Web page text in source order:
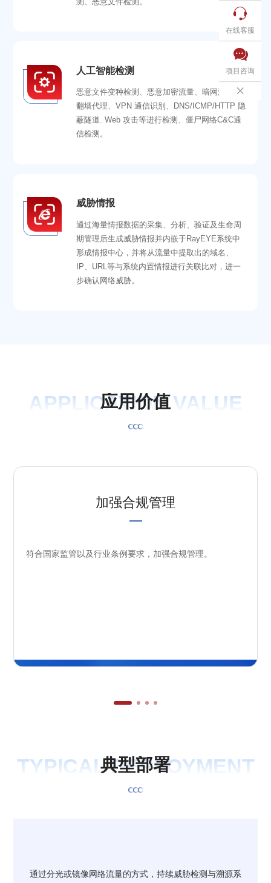
人工智能检测
恶意文件变种检测、恶意加密流量、暗网流量、
翻墙代理、VPN 通信识别、DNS/ICMP/HTTP 隐
蔽隧道. Web 攻击等进行检测、僵尸网络C&C通
信检测。
威胁情报
通过海量情报数据的采集、分析、验证及生命周
期管理后生成威胁情报并内嵌于RayEYE系统中
形成情报中心，并将从流量中提取出的域名、
IP、URL等与系统内置情报进行关联比对，进一
步确认网络威胁。
APPLICATION VALUE
应用价值
加强合规管理
符合国家监管以及行业条例要求，加强合规管理。
TYPICAL DEPLOYMENT
典型部署
通过分光或镜像网络流量的方式，持续威胁检测与溯源系

在线客服

项目咨询
